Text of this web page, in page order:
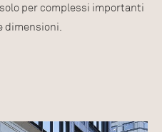
per complessi importanti
dimensioni.